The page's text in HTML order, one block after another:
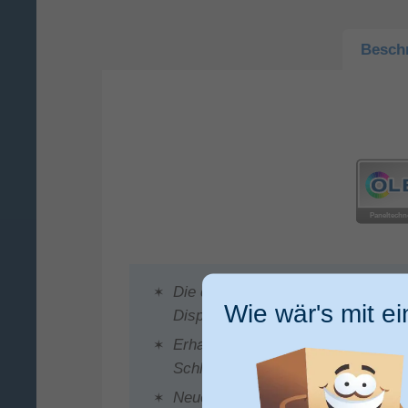
Die dünnste Apple Watch aller
Display
Erhalte Infos zu deiner
Schlafapnoe Mitteilungen
Neue Sensoren für Tiefe und
Wie wär's mit